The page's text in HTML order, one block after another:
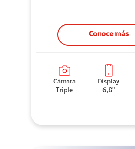
Conoce más
Cámara
Triple
Display
6,8"